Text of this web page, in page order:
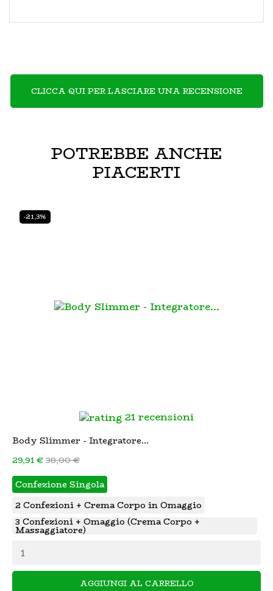
CLICCA QUI PER LASCIARE UNA RECENSIONE
POTREBBE ANCHE
PIACERTI
21 recensioni
Body Slimmer - Integratore...
29,91 €38,00 €
Confezione Singola
2 Confezioni + Crema Corpo in Omaggio
3 Confezioni + Omaggio (Crema Corpo +
Massaggiatore)
AGGIUNGI AL CARRELLO
-21,3%